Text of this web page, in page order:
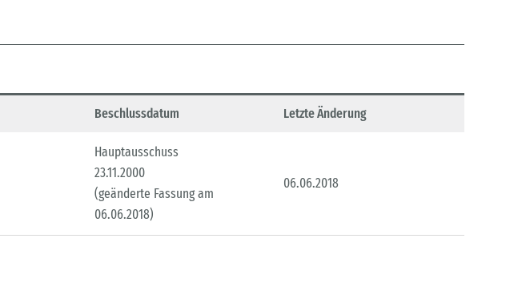
Beschlussdatum Letzte Änderung
Hauptausschuss
23.11.2000
(geänderte Fassung am
06.06.2018)
06.06.2018